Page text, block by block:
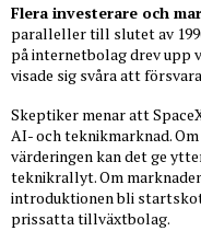
Flera investerare och
paralleller till slutet av
på internetbolag drev upp
visade sig svåra att
Skeptiker menar att
AI- och teknikmarknad.
värderingen kan det ge
teknikrallyt. Om
introduktionen bli
prissatta tillväxtbolag.